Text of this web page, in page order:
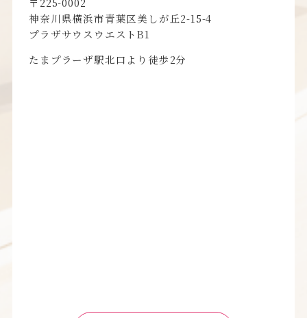
神奈川県横浜市青葉区美しが丘2-15-4
プラザサウスウエストB1
たまプラーザ駅北口より徒歩2分